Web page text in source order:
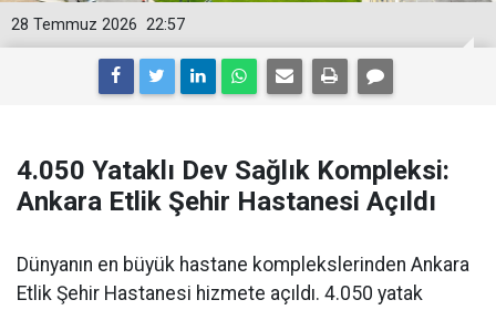
22:57
28 Temmuz 2026
4.050 Yataklı Dev Sağlık Kompleksi:
Ankara Etlik Şehir Hastanesi Açıldı
Dünyanın en büyük hastane komplekslerinden Ankara
Etlik Şehir Hastanesi hizmete açıldı. 4.050 yatak